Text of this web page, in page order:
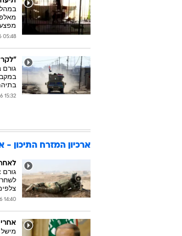
05:48 30/11/2016
"לקראת
15:32 29/11/2016
ארכיון המזרח התיכון -
גורם
14:40 31/10/2016